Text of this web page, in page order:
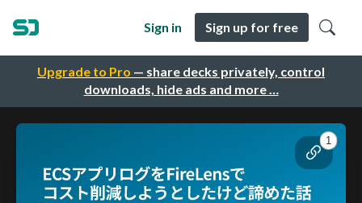
Upgrade to Pro — share decks privately, control
downloads, hide ads and more …
Sign in Sign up for free